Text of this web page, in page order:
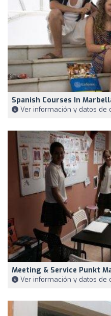
Spanish Courses In
Ver información y datos de
Meeting & Service Punkt
Ver información y datos de